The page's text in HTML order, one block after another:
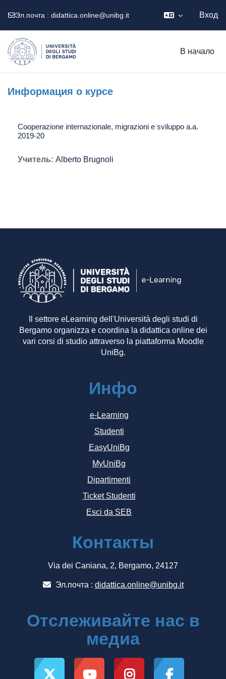
Эл.почта : didattica.online@unibg.it Вход
В начало
Информация о курсе
Cooperazione internazionale, migrazioni e sviluppo a.a.
2019-20
Учитель: Alberto Brugnoli
Il settore eLearning dell'Università degli studi di
Bergamo organizza e coordina la didattica online dei
vari corsi di studio attraverso la piattaforma Moodle
UniBg.
Инфо
e-Learning
Studenti
EasyUniBg
MyUniBg
Dipartimenti
Ticket Studenti
Esci da SEB
Контакты
Via dei Caniana, 2, Bergamo, 24127
Эл.почта : didattica.online@unibg.it
Отслеживайте нас в
медиа